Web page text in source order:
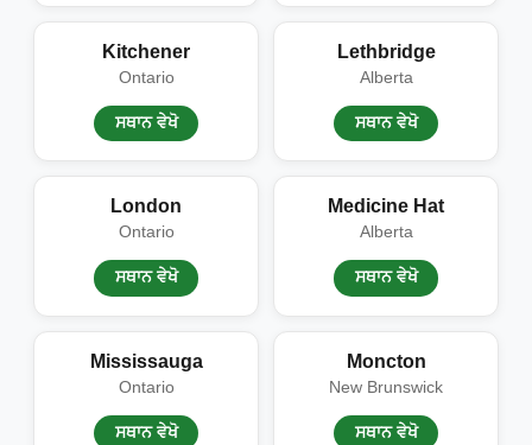
Kitchener
Ontario
ਸਥਾਨ ਵੇਖੋ
Lethbridge
Alberta
ਸਥਾਨ ਵੇਖੋ
London
Ontario
ਸਥਾਨ ਵੇਖੋ
Medicine Hat
Alberta
ਸਥਾਨ ਵੇਖੋ
Mississauga
Ontario
ਸਥਾਨ ਵੇਖੋ
Moncton
New Brunswick
ਸਥਾਨ ਵੇਖੋ